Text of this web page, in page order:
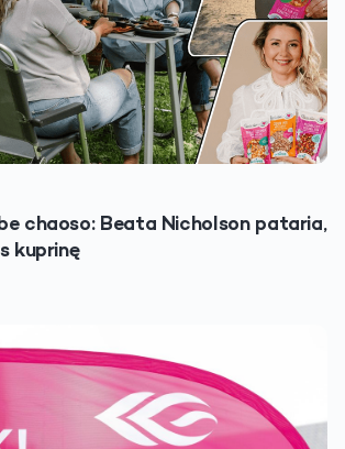
chaoso: Beata Nicholson pataria,
kuprinę